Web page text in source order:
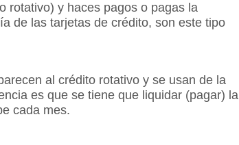
rotativo) y haces pagos o pagas la
de las tarjetas de crédito, son este tipo
al crédito rotativo y se usan de la
es que se tiene que liquidar (pagar) la
cada mes.